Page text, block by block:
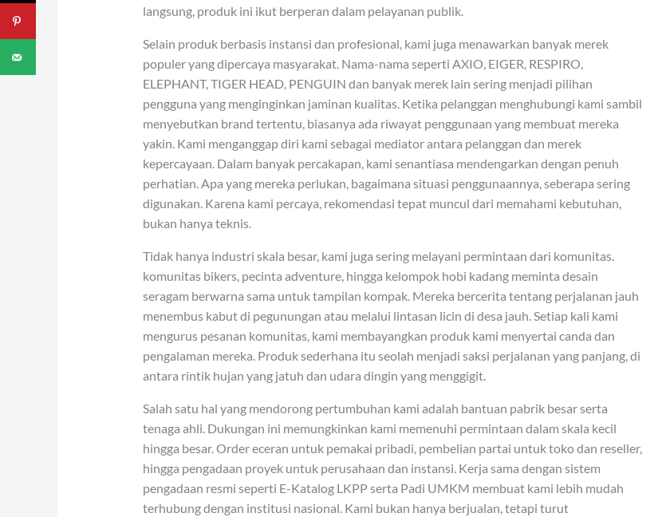
langsung, produk ini ikut berperan dalam pelayanan publik.
Selain produk berbasis instansi dan profesional, kami juga menawarkan banyak merek
populer yang dipercaya masyarakat. Nama-nama seperti AXIO, EIGER, RESPIRO,
ELEPHANT, TIGER HEAD, PENGUIN dan banyak merek lain sering menjadi pilihan
pengguna yang menginginkan jaminan kualitas. Ketika pelanggan menghubungi kami sambil
menyebutkan brand tertentu, biasanya ada riwayat penggunaan yang membuat mereka
yakin. Kami menganggap diri kami sebagai mediator antara pelanggan dan merek
kepercayaan. Dalam banyak percakapan, kami senantiasa mendengarkan dengan penuh
perhatian. Apa yang mereka perlukan, bagaimana situasi penggunaannya, seberapa sering
digunakan. Karena kami percaya, rekomendasi tepat muncul dari memahami kebutuhan,
bukan hanya teknis.
Tidak hanya industri skala besar, kami juga sering melayani permintaan dari komunitas.
komunitas bikers, pecinta adventure, hingga kelompok hobi kadang meminta desain
seragam berwarna sama untuk tampilan kompak. Mereka bercerita tentang perjalanan jauh
menembus kabut di pegunungan atau melalui lintasan licin di desa jauh. Setiap kali kami
mengurus pesanan komunitas, kami membayangkan produk kami menyertai canda dan
pengalaman mereka. Produk sederhana itu seolah menjadi saksi perjalanan yang panjang, di
antara rintik hujan yang jatuh dan udara dingin yang menggigit.
Salah satu hal yang mendorong pertumbuhan kami adalah bantuan pabrik besar serta
tenaga ahli. Dukungan ini memungkinkan kami memenuhi permintaan dalam skala kecil
hingga besar. Order eceran untuk pemakai pribadi, pembelian partai untuk toko dan reseller,
hingga pengadaan proyek untuk perusahaan dan instansi. Kerja sama dengan sistem
pengadaan resmi seperti E-Katalog LKPP serta Padi UMKM membuat kami lebih mudah
terhubung dengan institusi nasional. Kami bukan hanya berjualan, tetapi turut